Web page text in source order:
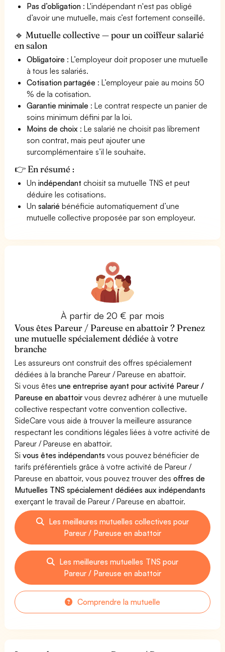
Pas d’obligation : L'indépendant n'est pas obligé
d’avoir une mutuelle, mais c’est fortement conseillé.
🔹 Mutuelle collective — pour un coiffeur salarié
en salon
Obligatoire : L’employeur doit proposer une mutuelle
à tous les salariés.
Cotisation partagée : L’employeur paie au moins 50
% de la cotisation.
Garantie minimale : Le contrat respecte un panier de
soins minimum défini par la loi.
Moins de choix : Le salarié ne choisit pas librement
son contrat, mais peut ajouter une
surcomplémentaire s’il le souhaite.
👉 En résumé :
Unindépendant choisit sa mutuelle TNS et peut
déduire les cotisations.
Unsalarié bénéficie automatiquement d’une
mutuelle collective proposée par son employeur.
À partir de 20 € par mois
Vous êtes Pareur / Pareuse en abattoir ? Prenez
une mutuelle spécialement dédiée à votre
branche
Les assureurs ont construit des offres spécialement
dédiées à la branche Pareur / Pareuse en abattoir.
Si vous êtesune entreprise ayant pour activité Pareur /
Pareuse en abattoir vous devrez adhérer à une mutuelle
collective respectant votre convention collective.
SideCare vous aide à trouver la meilleure assurance
respectant les conditions légales liées à votre activité de
Pareur / Pareuse en abattoir.
Sivous êtes indépendants vous pouvez bénéficier de
tarifs préférentiels grâce à votre activité de Pareur /
Pareuse en abattoir, vous pouvez trouver desoffres de
Mutuelles TNS spécialement dédiées aux indépendants
exerçant le travail de Pareur / Pareuse en abattoir.
Les meilleures mutuelles collectives pour
Pareur / Pareuse en abattoir
Les meilleures mutuelles TNS pour
Pareur / Pareuse en abattoir
Comprendre la mutuelle